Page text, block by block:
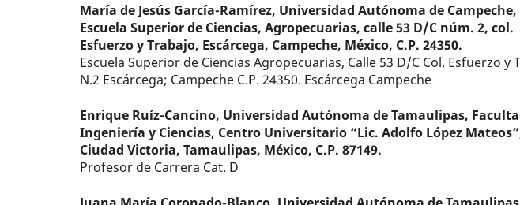
María de Jesús García-Ramírez, Universidad Autónoma de Campeche,
Escuela Superior de Ciencias, Agropecuarias, calle 53 D/C núm. 2, col.
Esfuerzo y Trabajo, Escárcega, Campeche, México, C.P. 24350.
Escuela Superior de Ciencias Agropecuarias, Calle 53 D/C Col. Esfuerzo y
N.2 Escárcega; Campeche C.P. 24350. Escárcega Campeche
Enrique Ruíz-Cancino, Universidad Autónoma de Tamaulipas,
Ingeniería y Ciencias, Centro Universitario “Lic. Adolfo López
Ciudad Victoria, Tamaulipas, México, C.P. 87149.
Profesor de Carrera Cat. D